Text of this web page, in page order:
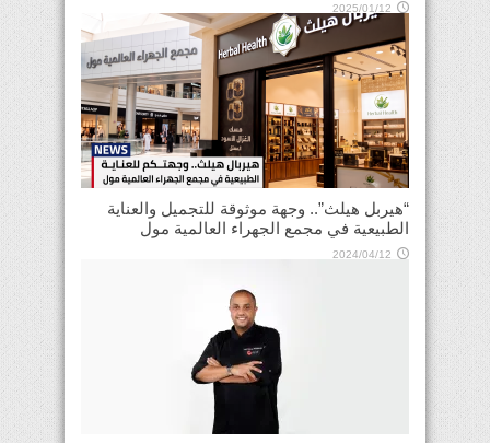
2025/01/12
“هيربل هيلث”.. وجهة موثوقة للتجميل والعناية
الطبيعية في مجمع الجهراء العالمية مول
2024/04/12